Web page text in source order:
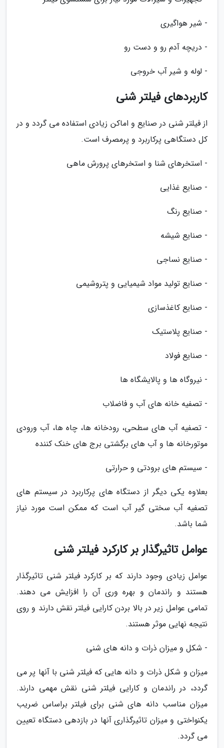
- شیر هواگیری
- دریچه آدم رو و دست رو
- لوله و شیر آب خروجی
کاربردهای فیلتر شنی
از فیلتر شنی در صنایع و اماکن زیادی استفاده می گردد و در
کل دستگاهی پرکاربرد و پرمصرف است.
- استخرهای شنا و استخرهای پرورش ماهی
- صنایع غذایی
- صنایع رنگ
- صنایع شیشه
- صنایع نساجی
- صنایع تولید مواد شیمیایی و پتروشیمی
- صنایع کاغذسازی
- صنایع پلاستیک
- صنایع فولاد
- نیروگاه ها و پالایشگاه ها
- تصفیه خانه های آب و فاضلاب
- تصفیه آب های سطحی، رودخانه ها، چاه ها، آب ورودی
موتورخانه ها و آب های برگشتی برج های خنک کننده
- سیستم های برودتی و حرارتی
بعلاوه یکی دیگر از دستگاه های پرکاربرد در سیستم های
تصفیه آب سختی گیر آب است که ممکن است مورد نیاز
شما باشد.
عوامل تاثیرگذار بر کارکرد فیلتر شنی
عوامل زیادی وجود دارند که بر کارکرد فیلتر شنی تاثیرگذار
هستند و راندمان و بهره وری آن را افزایش می دهند.
تمامی عوامل زیر در بالا بردن کارایی فیلتر نقش دارند و روی
نتیجه نهایی موثر هستند.
- شکل و میزان ذرات و دانه های شنی
میزان و شکل ذرات و دانه هایی که فیلتر شنی با آنها پر می
گردد، در راندمان و کارایی فیلتر شنی نقش مهمی دارند.
میزان مناسب دانه های شنی برای فیلتر براساس ضریب
یکنواختی و میزان تاثیرگذاری آنها در بازدهی دستگاه تعیین
می گردد.